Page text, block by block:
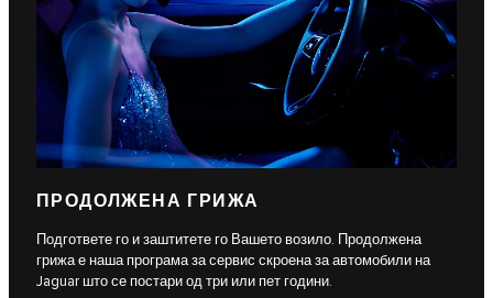
ПРОДОЛЖЕНА ГРИЖА
Подгответе го и заштитете го Вашето возило. Продолжена
грижа е наша програма за сервис скроена за автомобили на
Jaguar што се постари од три или пет години.